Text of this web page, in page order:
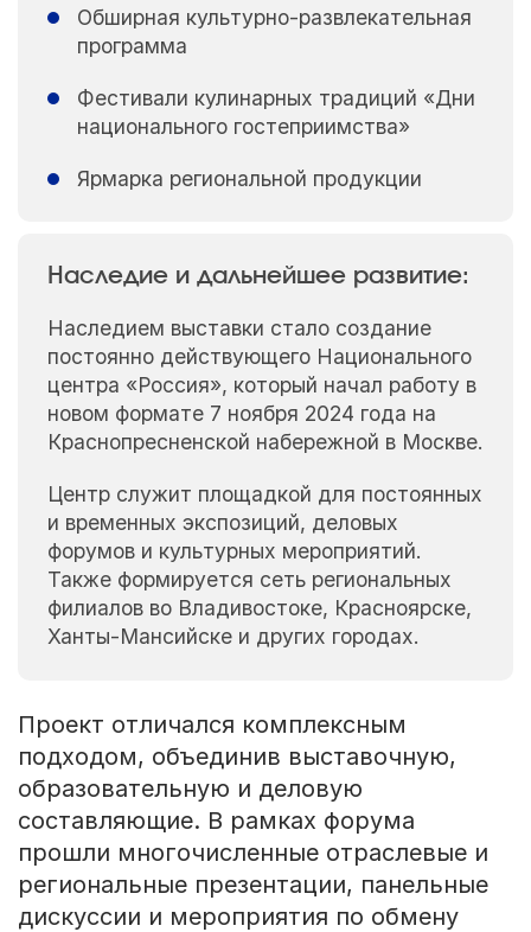
Обширная культурно-развлекательная
программа
Фестивали кулинарных традиций «Дни
национального гостеприимства»
Ярмарка региональной продукции
Наследие и дальнейшее развитие:
Наследием выставки стало создание
постоянно действующего Национального
центра «Россия», который начал работу в
новом формате 7 ноября 2024 года на
Краснопресненской набережной в Москве.
Центр служит площадкой для постоянных
и временных экспозиций, деловых
форумов и культурных мероприятий.
Также формируется сеть региональных
филиалов во Владивостоке, Красноярске,
Ханты-Мансийске и других городах.
Проект отличался комплексным
подходом, объединив выставочную,
образовательную и деловую
составляющие. В рамках форума
прошли многочисленные отраслевые и
региональные презентации, панельные
дискуссии и мероприятия по обмену